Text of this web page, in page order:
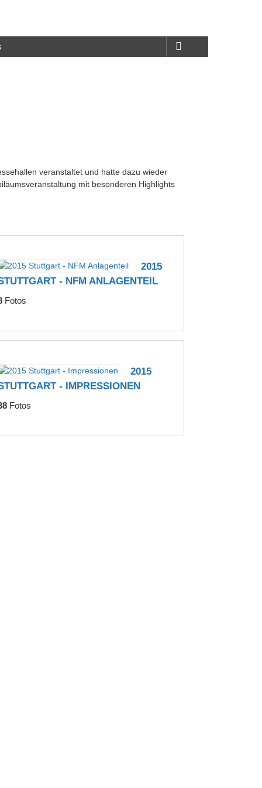
veranstaltet und hatte dazu wieder
mit besonderen Highlights
2015
- NFM ANLAGENTEIL
Fotos
2015
- IMPRESSIONEN
Fotos